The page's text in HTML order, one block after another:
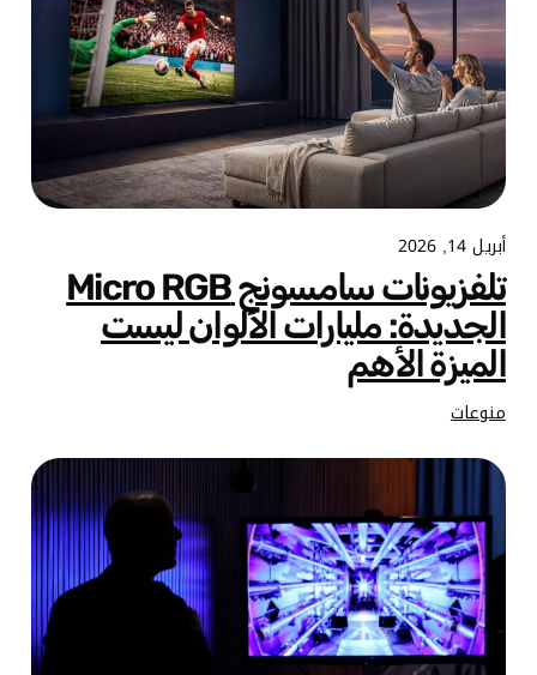
أبريل 14, 2026
تلفزيونات سامسونج Micro RGB
الجديدة: مليارات الألوان ليست
الميزة الأهم
منوعات